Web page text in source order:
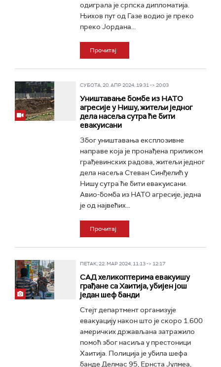
одиграла је српска дипломатија.
Њихов пут од Газе водио је преко
преко Јордана...
Прочитај
СУБОТА, 20. АПР 2024, 19:31 -> 20:03
Уништавање бомбе из НАТО
агресије у Нишу, житељи једног
дела насеља сутра ће бити
евакуисани
Због уништавања експлозивне
направе која је пронађена приликом
грађевинских радова, житељи једног
дела насеља Стеван Синђелић у
Нишу сутра ће бити евакуисани.
Авио-бомба из НАТО агресије, једна
је од највећих...
Прочитај
ПЕТАК, 22. МАР 2024, 11:13 -> 12:17
САД хеликоптерима евакуишу
грађане са Хаитија, убијен још
један шеф банди
Стејт департмент организује
евакуацију након што је скоро 1.600
америчких држављана затражило
помоћ због насиља у престоници
Хаитија. Полиција је убила шефа
банде Делмас 95, Ернста Јулмеа,